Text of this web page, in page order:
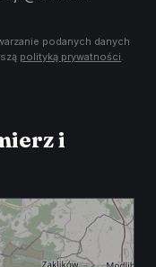
podanych danych
polityką prywatności.
i